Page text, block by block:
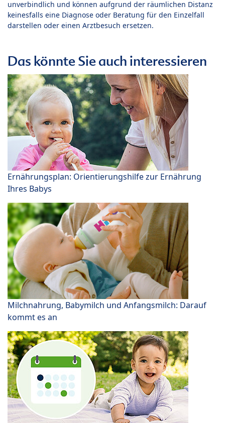
unverbindlich und können aufgrund der räumlichen Distanz
keinesfalls eine Diagnose oder Beratung für den Einzelfall
darstellen oder einen Arztbesuch ersetzen.
Das könnte Sie auch interessieren
Ernährungsplan: Orientierungshilfe zur Ernährung
Ihres Babys
Milchnahrung, Babymilch und Anfangsmilch: Darauf
kommt es an